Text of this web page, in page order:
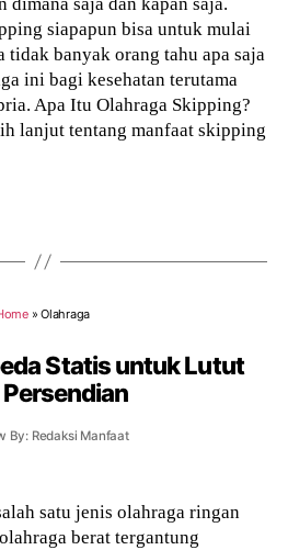
siapapun bisa untuk mulai
tidak banyak orang tahu apa saja
ini bagi kesehatan terutama
Apa Itu Olahraga Skipping?
lanjut tentang manfaat skipping
»Olahraga
Statis untuk Lutut
By: Redaksi Manfaat
satu jenis olahraga ringan
berat tergantung